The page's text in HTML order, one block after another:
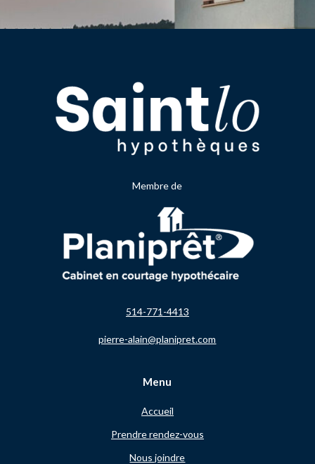
Membre de
514-771-4413
pierre-alain@planipret.com
Menu
Accueil
Prendre rendez-vous
Nous joindre